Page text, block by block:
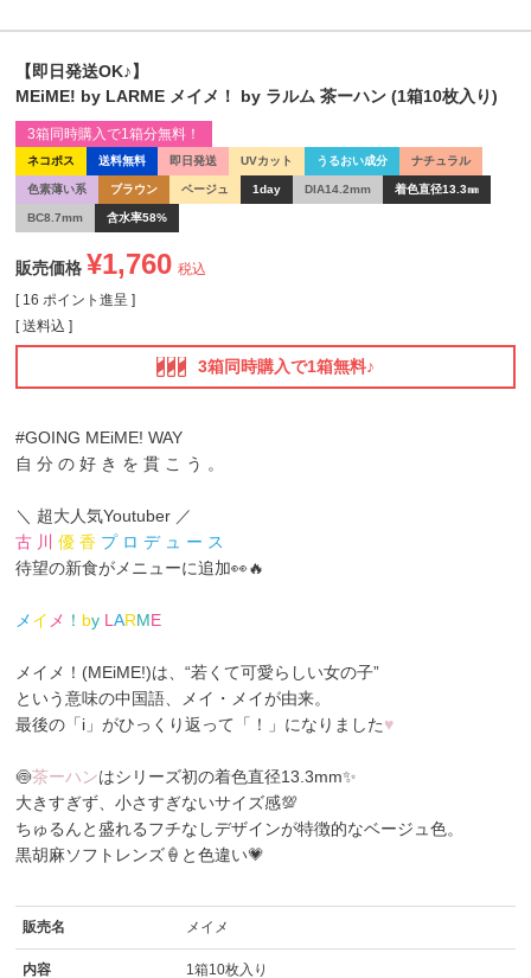
【即日発送OK♪】
MEiME! by LARME メイメ！ by ラルム 茶ーハン (1箱10枚入り)
ネコポス 送料無料 即日発送 UVカット うるおい成分 ナチュラル
色素薄い系 ブラウン ベージュ 1day DIA14.2mm 着色直径13.3㎜
BC8.7mm 含水率58%
3箱同時購入で1箱分無料！
販売価格 ¥1,760 税込
[ 16 ポイント進呈 ]
送料込
3箱同時購入で1箱無料♪
#GOING MEiME! WAY
自 分 の 好 き を 貫 こ う 。
＼ 超大人気Youtuber ／
古 川
優 香 プ ロ デ ュ ー ス
待望の新食がメニューに追加👀🔥
メイ メ ！ by L ARME
メイメ！(MEiME!)は、“若くて可愛らしい女の子”
という意味の中国語、メイ・メイが由来。
最後の「i」がひっくり返って「！」になりました♥
🍥茶ーハンはシリーズ初の着色直径13.3mm✨
大きすぎず、小さすぎないサイズ感💯
ちゅるんと盛れるフチなしデザインが特徴的なベージュ色。
黒胡麻ソフトレンズ🍦と色違い💗
販売名 メイメ
内容 1箱10枚入り